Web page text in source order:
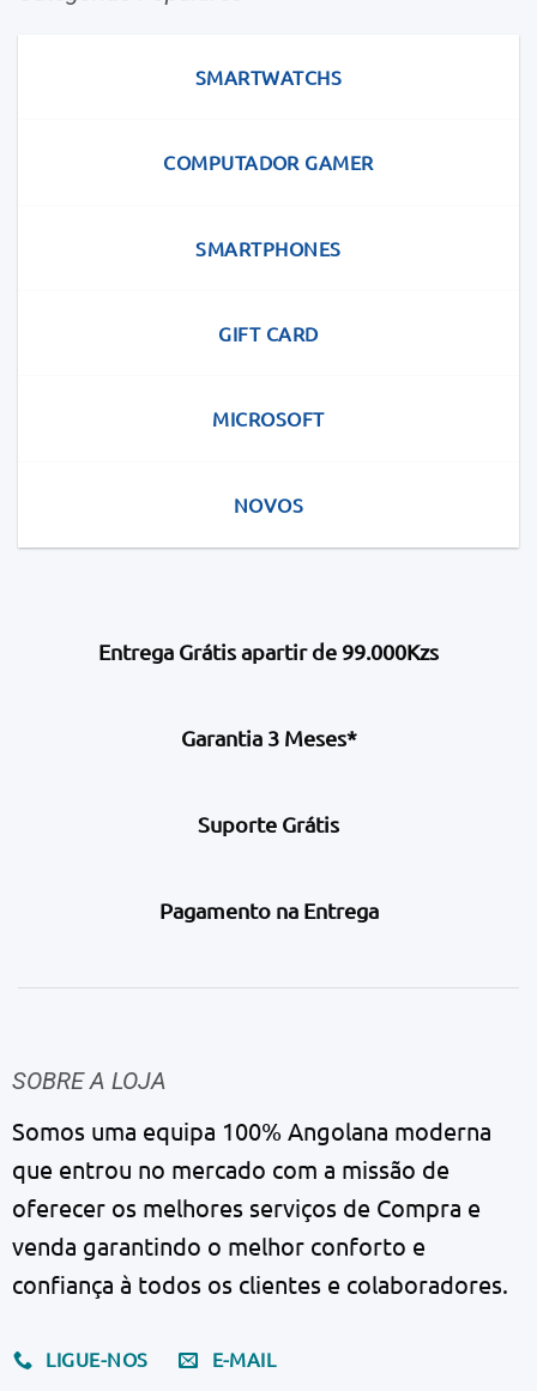
SMARTWATCHS
COMPUTADOR GAMER
SMARTPHONES
GIFT CARD
MICROSOFT
NOVOS
Entrega Grátis apartir de 99.000Kzs
Garantia 3 Meses*
Suporte Grátis
Pagamento na Entrega
SOBRE A LOJA
Somos uma equipa 100% Angolana moderna
que entrou no mercado com a missão de
oferecer os melhores serviços de Compra e
venda garantindo o melhor conforto e
confiança à todos os clientes e colaboradores.
LIGUE-NOS E-MAIL